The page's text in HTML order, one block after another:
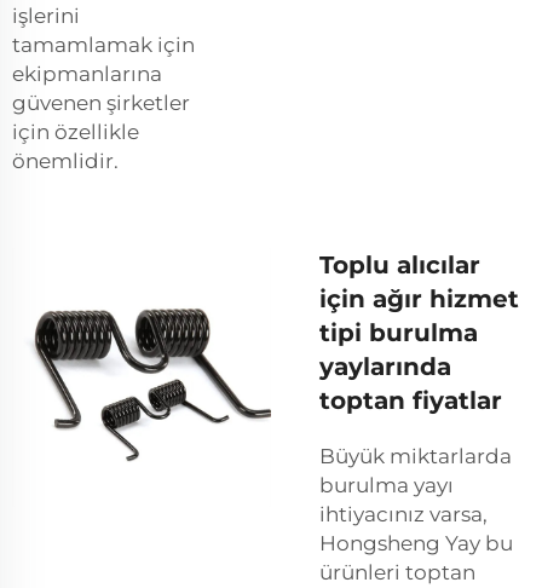
işlerini
tamamlamak için
ekipmanlarına
güvenen şirketler
için özellikle
önemlidir.
Toplu alıcılar
için ağır hizmet
tipi burulma
yaylarında
toptan fiyatlar
Büyük miktarlarda
burulma yayı
ihtiyacınız varsa,
Hongsheng Yay bu
ürünleri toptan